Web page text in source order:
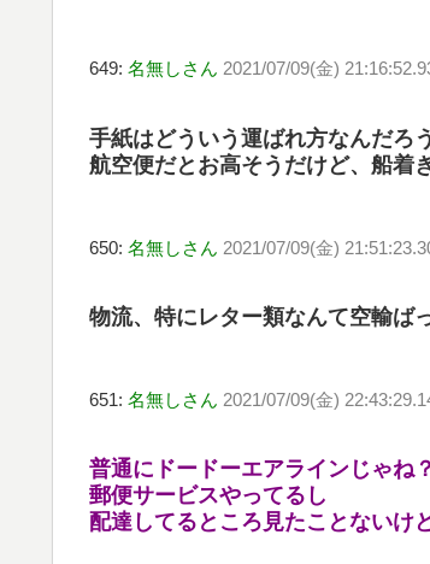
649: 名無しさん 2021/07/09(金)
手紙はどういう運ばれ方なんだろう
航空便だとお高そうだけど、船着
650: 名無しさん 2021/07/09(金)
物流、特にレター類なんて空輸ば
651: 名無しさん 2021/07/09(金)
普通にドードーエアラインじゃね？
郵便サービスやってるし
配達してるところ見たことないけ